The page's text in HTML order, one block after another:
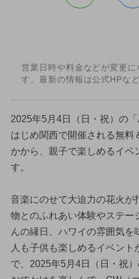
営業日時や料金などが変更
す。最新の情報は公式HPな
2025年5月4日（日・祝）の
はじめ関西で開催される無料
かから、親子で楽しめるイベ
す。
音楽にのせて大迫力の花火が
物とのふれあい体験やステー
んの縁日、ハワイの雰囲気を
人も子供も楽しめるイベン
で、2025年5月4日（日・祝